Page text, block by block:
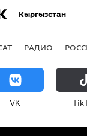
Кыргызстан
РАДИО
VK